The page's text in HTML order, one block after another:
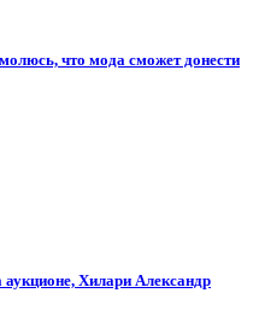
что мода сможет донести
Хилари Александр